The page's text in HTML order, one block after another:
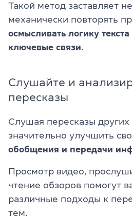
Такой метод заставляет
механически повторять
осмысливать логику
ключевые связи.
Слушайте и
пересказы
Слушая пересказы
значительно улучшить
обобщения и передачи
Просмотр видео,
чтение обзоров помогут
различные подходы к
тем.